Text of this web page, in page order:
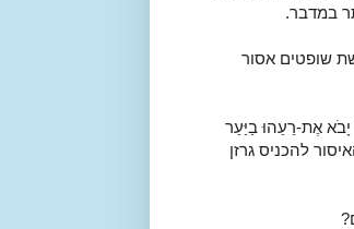
במדבר.
שופטים אסור
אֶת-רֵעֵהוּ בַיַּעַר
להכניס גרזן